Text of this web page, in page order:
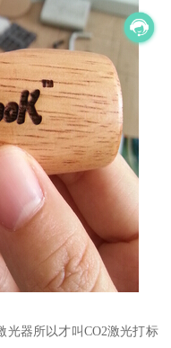
光器所以才叫CO2激光打标